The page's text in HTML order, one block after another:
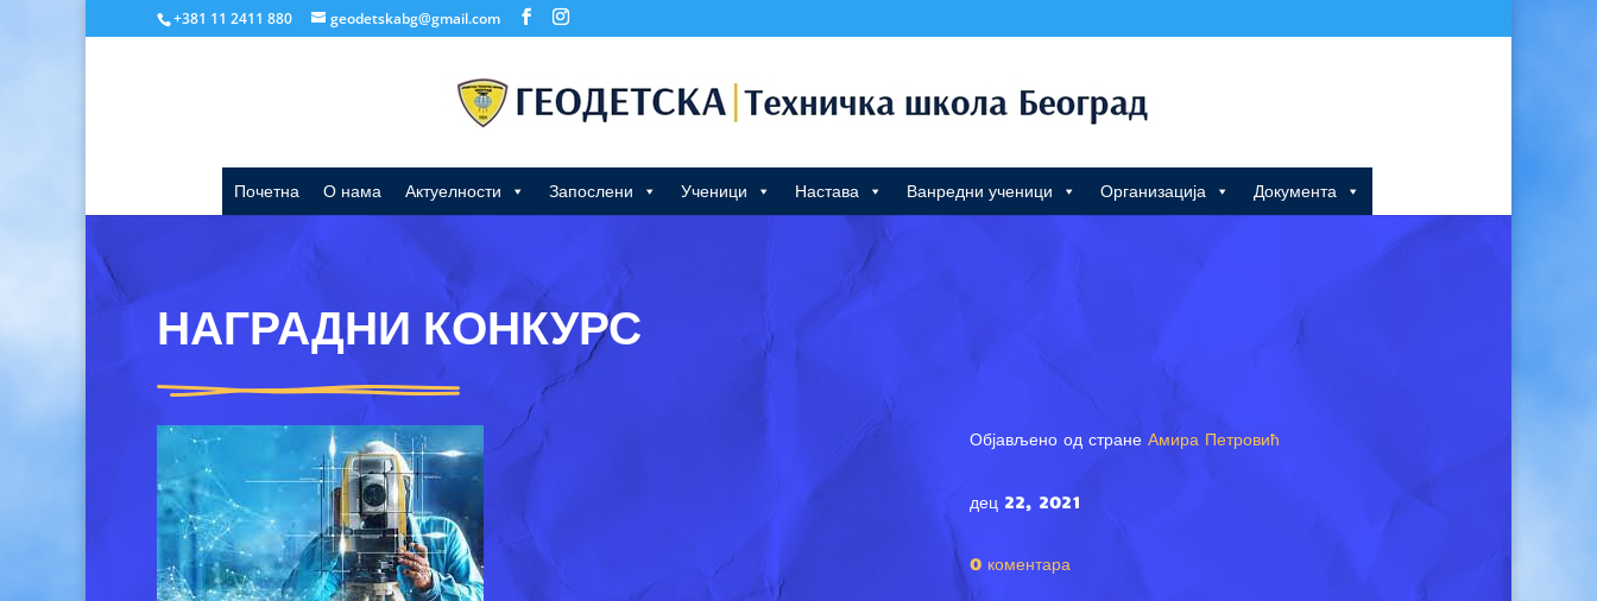
+381 11 2411 880 geodetskabg@gmail.com
Почетна О нама Актуелности Запослени Ученици Настава Ванредни ученици Организација Документа
НАГРАДНИ КОНКУРС
Објављено од стране Амира Петровић
дец 22, 2021
0 коментара